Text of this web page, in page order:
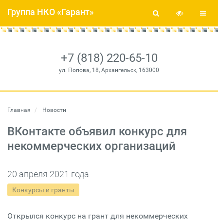
+7 (818) 220-65-10
ул. Попова, 18, Архангельск, 163000
Группа НКО «Гарант»
Главная Новости
ВКонтакте объявил конкурс для
некоммерческих организаций
20 апреля 2021 года
Конкурсы и гранты
Открылся конкурс на грант для некоммерческих